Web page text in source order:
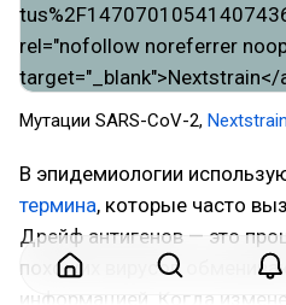
Мутации SARS-CoV-2, Nextstrain
В эпидемиологии
термина, которые часто
Дрейф антигенов — это
похожих вирусов
информацией. Когда